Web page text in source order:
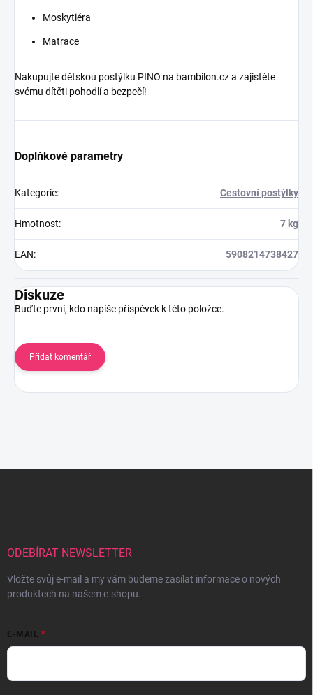
Moskytiéra
Matrace
Nakupujte dětskou postýlku PINO na bambilon.cz a zajistěte
svému dítěti pohodlí a bezpečí!
Doplňkové parametry
Kategorie: Cestovní postýlky
Hmotnost: 7 kg
EAN: 5908214738427
Diskuze
Buďte první, kdo napíše příspěvek k této položce.
Přidat komentář
ODEBÍRAT NEWSLETTER
Vložte svůj e-mail a my vám budeme zasílat informace o nových
produktech na našem e-shopu.
E-MAIL